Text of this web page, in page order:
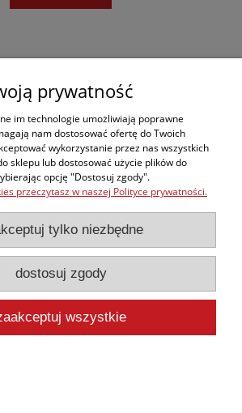
płachta izolacyjna KG 507 na
elektryka
5 242,00 zł
23% VAT, bez kosztów dostawy
prywatność
im technologie umożliwiają poprawne
nam dostosować ofertę do Twoich
wykorzystanie przez nas wszystkich
sklepu lub dostosować użycie plików do
opcję "Dostosuj zgody".
przeczytasz w naszej Polityce prywatności.
tylko niezbędne
dostosuj zgody
wszystkie